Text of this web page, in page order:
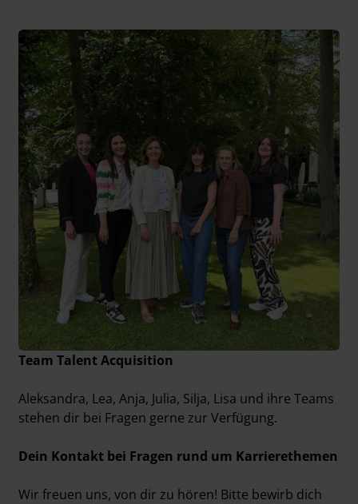
Team Talent Acquisition
Aleksandra, Lea, Anja, Julia, Silja, Lisa und ihre Teams
stehen dir bei Fragen gerne zur Verfügung.
Dein Kontakt bei Fragen rund um Karrierethemen
Wir freuen uns, von dir zu hören! Bitte bewirb dich